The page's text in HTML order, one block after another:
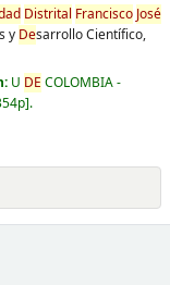
Distrital Francisco José
y Desarrollo Científico,
U DE COLOMBIA -
.